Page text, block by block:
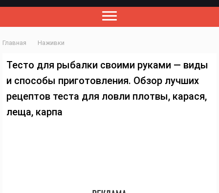
Главная Наживки
Тесто для рыбалки своими руками — виды
и способы приготовления. Обзор лучших
рецептов теста для ловли плотвы, карася,
леща, карпа